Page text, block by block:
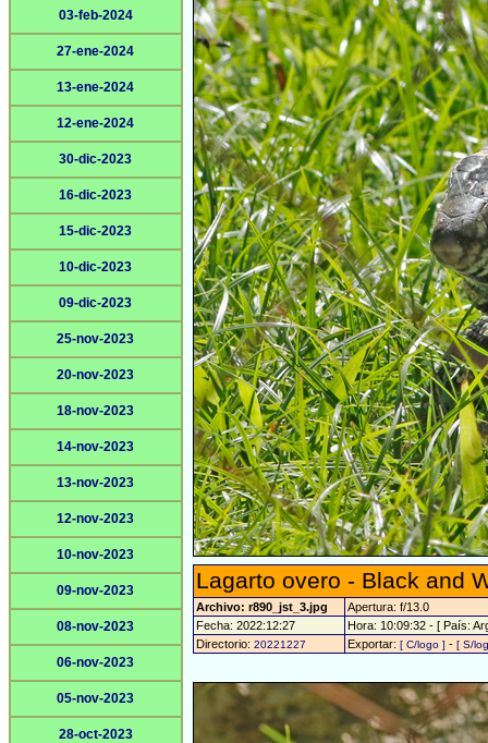
03-feb-2024
27-ene-2024
13-ene-2024
12-ene-2024
30-dic-2023
16-dic-2023
15-dic-2023
10-dic-2023
09-dic-2023
25-nov-2023
20-nov-2023
18-nov-2023
14-nov-2023
13-nov-2023
12-nov-2023
10-nov-2023
09-nov-2023
08-nov-2023
06-nov-2023
05-nov-2023
28-oct-2023
Lagarto overo - Black and
Archivo: r890_jst_3.jpg
Apertura: f/13.0
Fecha: 2022:12:27
Hora: 10:09:32 - [ País:
Directorio: 20221227 Exportar: [ C/logo ] - [ S/